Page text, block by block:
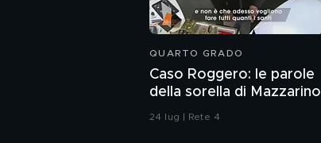
QUARTO GRADO
Caso Roggero: le parole
della sorella di Mazzarino
24 lug | Rete 4